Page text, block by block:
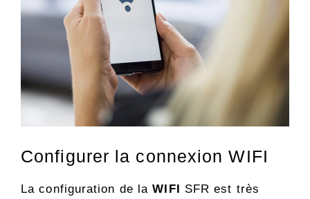
Configurer la connexion WIFI
La configuration de laWIFI SFR est très